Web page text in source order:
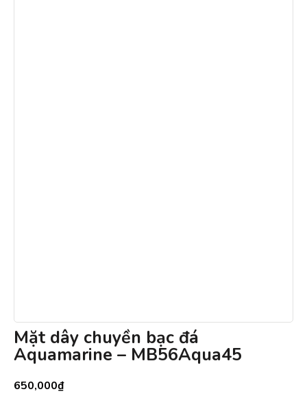
Mặt dây chuyền bạc đá
Aquamarine – MB56Aqua45
650,000₫